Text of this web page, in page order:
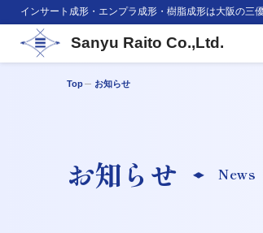
インサート成形・エンプラ成形・樹脂成形は大阪の三
Sanyu Raito Co.,Ltd.
Top お知らせ
お知らせ News